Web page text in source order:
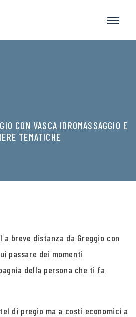
CON VASCA IDROMASSAGGIO E
TEMATICHE
breve distanza da Greggio con
passare dei momenti
della persona che ti fa
di pregio ma a costi economici a